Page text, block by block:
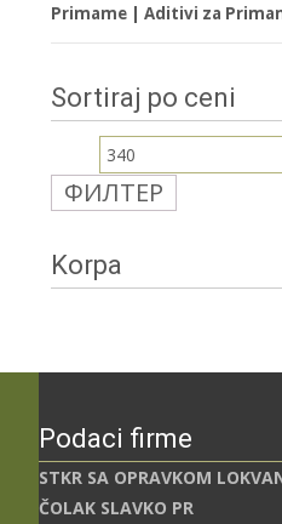
Primame | Aditivi za
Sortiraj po ceni
Минимална
цена
ФИЛТЕР
Korpa
Podaci firme
STKR SA OPRAVKOM
ČOLAK SLAVKO PR